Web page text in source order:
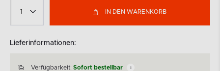
IN DEN WARENKORB
Lieferinformationen:
Verfügbarkeit: Sofort bestellbar